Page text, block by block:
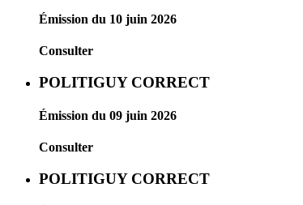
Émission du 10 juin 2026
Consulter
POLITIGUY CORRECT
Émission du 09 juin 2026
Consulter
POLITIGUY CORRECT